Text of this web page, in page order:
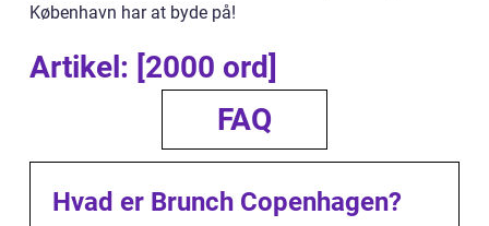
København har at byde på!
Artikel: [2000 ord]
FAQ
Hvad er Brunch Copenhagen?